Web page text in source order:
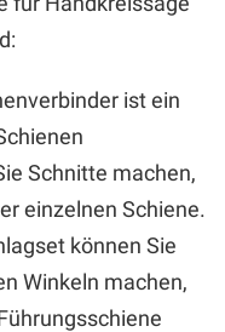
ist ein
Schnitte machen,
einzelnen Schiene.
können Sie
Winkeln machen,